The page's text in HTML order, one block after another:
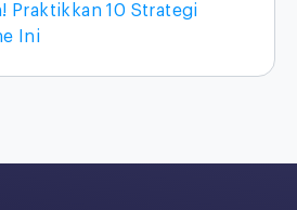
Praktikkan 10 Strategi
Ini